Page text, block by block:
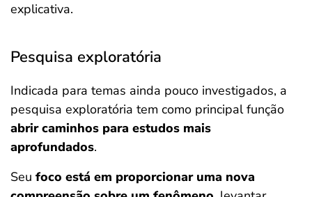
explicativa.
Pesquisa exploratória
Indicada para temas ainda pouco investigados, a
pesquisa exploratória tem como principal função
abrir caminhos para estudos mais
aprofundados.
Seu foco está em proporcionar uma nova